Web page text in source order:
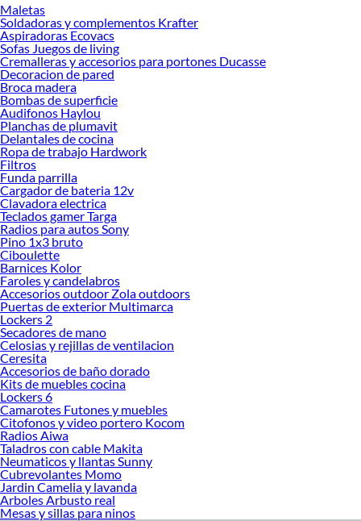
Desde remodelaciones hasta proyectos de decoración, estamos aquí para hacer
tus ideas realidad. ¡Visítanos y encuentra todo lo que tenemos para ofrecerte en
Extractores y Ventilacion!
Explora la variedad de productos de Extractores y Ventilacion en
Sodimac
Herramientas, materiales y accesorios de calidad para tus proyectos y
renovación de espacios. ¡Visítanos y descubre todo lo que tenemos para
ofrecerte!
Encuentra una amplia variedad de productos de Extractores y Ventilacion en
Sodimac. Encuentra todo lo necesario para tus proyectos de renovación y
decoración. ¡Visítanos y haz tus ideas realidad!
Maletas
Soldadoras y complementos Krafter
Aspiradoras Ecovacs
Sofas Juegos de living
Cremalleras y accesorios para portones Ducasse
Decoracion de pared
Broca madera
Bombas de superficie
Audifonos Haylou
Planchas de plumavit
Delantales de cocina
Ropa de trabajo Hardwork
Filtros
Funda parrilla
Cargador de bateria 12v
Clavadora electrica
Teclados gamer Targa
Radios para autos Sony
Pino 1x3 bruto
Ciboulette
Barnices Kolor
Faroles y candelabros
Accesorios outdoor Zola outdoors
Puertas de exterior Multimarca
Lockers 2
Secadores de mano
Celosias y rejillas de ventilacion
Ceresita
Accesorios de baño dorado
Kits de muebles cocina
Lockers 6
Camarotes Futones y muebles
Citofonos y video portero Kocom
Radios Aiwa
Taladros con cable Makita
Neumaticos y llantas Sunny
Cubrevolantes Momo
Jardin Camelia y lavanda
Arboles Arbusto real
Mesas y sillas para ninos